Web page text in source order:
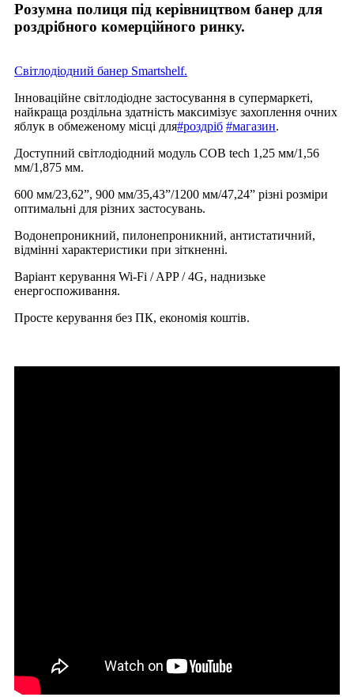
Розумна полиця під керівництвом банер для
роздрібного комерційного ринку.
Світлодіодний банер Smartshelf.
Інноваційне світлодіодне застосування в супермаркеті,
найкраща роздільна здатність максимізує захоплення очних
яблук в обмеженому місці для#роздріб #магазин.
Доступний світлодіодний модуль COB tech 1,25 мм/1,56
мм/1,875 мм.
600 мм/23,62”, 900 мм/35,43”/1200 мм/47,24” різні розміри
оптимальні для різних застосувань.
Водонепроникний, пилонепроникний, антистатичний,
відмінні характеристики при зіткненні.
Варіант керування Wi-Fi / APP / 4G, наднизьке
енергоспоживання.
Просте керування без ПК, економія коштів.